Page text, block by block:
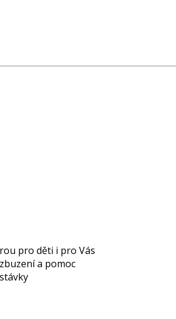
pro děti i pro Vás
a pomoc